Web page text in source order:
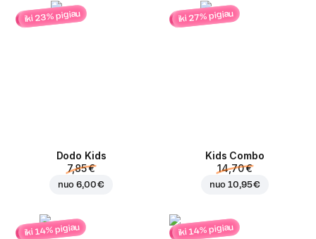
iki 23% pigiau
Dodo Kids
7,85 €
nuo6,00 €
iki 27% pigiau
Kids Combo
14,70 €
nuo10,95 €
iki 14% pigiau iki 14% pigiau